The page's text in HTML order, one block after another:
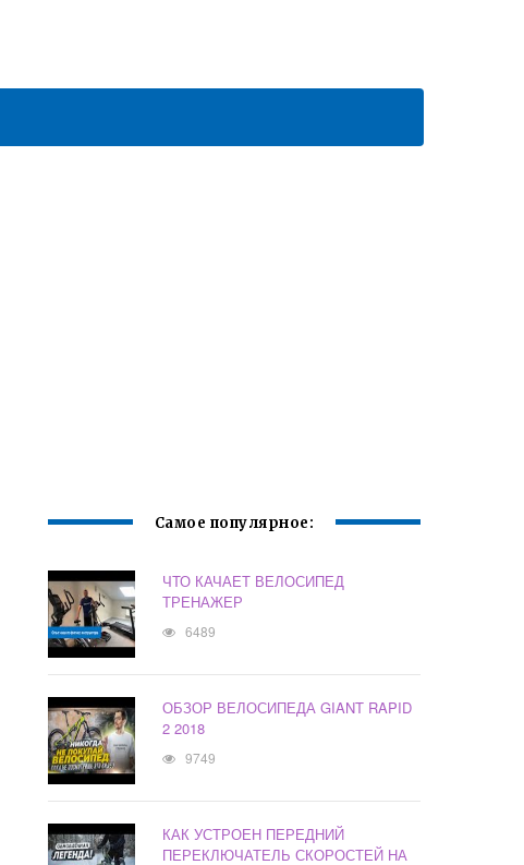
Самое популярное:
ЧТО КАЧАЕТ ВЕЛОСИПЕД
ТРЕНАЖЕР
6489
ОБЗОР ВЕЛОСИПЕДА GIANT RAPID
2 2018
9749
КАК УСТРОЕН ПЕРЕДНИЙ
ПЕРЕКЛЮЧАТЕЛЬ СКОРОСТЕЙ НА